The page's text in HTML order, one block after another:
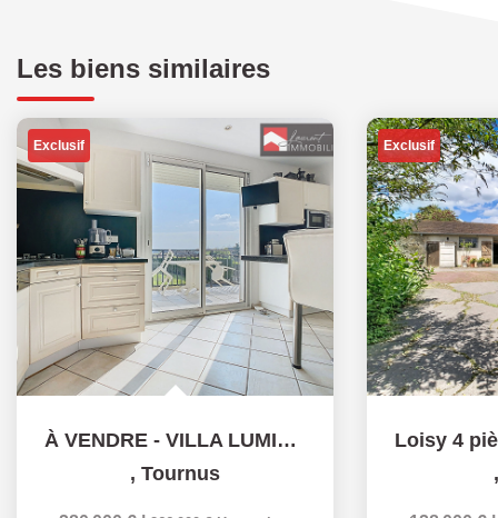
Les biens similaires
Exclusif
À VENDRE - VILLA LUMINEUSE À TOURNUS
, Tournus
Exclusif